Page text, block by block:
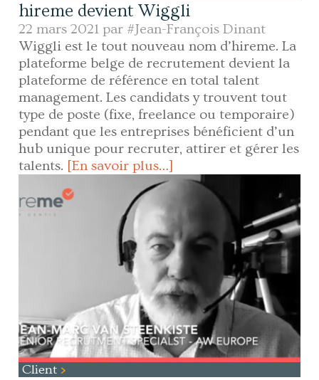
hireme devient Wiggli
22 mars 2021 par #Jean-François Dinant
Wiggli est le tout nouveau nom d’hireme. La
plateforme belge de recrutement devient la
plateforme de référence en total talent
management. Les candidats y trouvent tout
type de poste (fixe, freelance ou temporaire)
pendant que les entreprises bénéficient d’un
hub unique pour recruter, attirer et gérer les
talents. [En savoir plus…]
Client